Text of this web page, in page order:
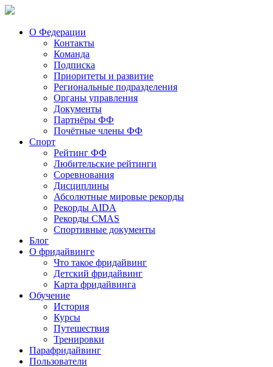
О Федерации
Контакты
Команда
Подписка
Приоритеты и развитие
Региональные подразделения
Органы управления
Документы
Партнёры ФФ
Почётные члены ФФ
Спорт
Рейтинг ФФ
Любительские рейтинги
Соревнования
Дисциплины
Абсолютные мировые рекорды
Рекорды AIDA
Рекорды CMAS
Спортивные документы
Блог
О фридайвинге
Что такое фридайвинг
Детский фридайвинг
Карта фридайвинга
Обучение
История
Курсы
Путешествия
Тренировки
Парафридайвинг
Пользователи